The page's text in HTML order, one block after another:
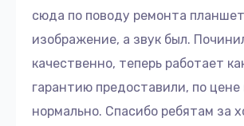
сюда по поводу ремонта
изображение, а звук был.
качественно, теперь работает
гарантию предоставили, по
нормально. Спасибо ребятам за